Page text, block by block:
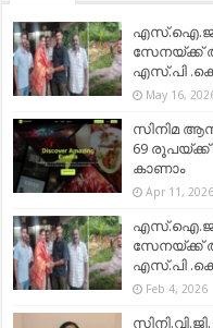
സേനയ്ക്ക്
എസ്.പി
May 16,
സിനിമ
69 രൂപയ്ക്ക്
കാണാം
Apr 11, 2026
സേനയ്ക്ക്
എസ്.പി
Feb 4, 2026